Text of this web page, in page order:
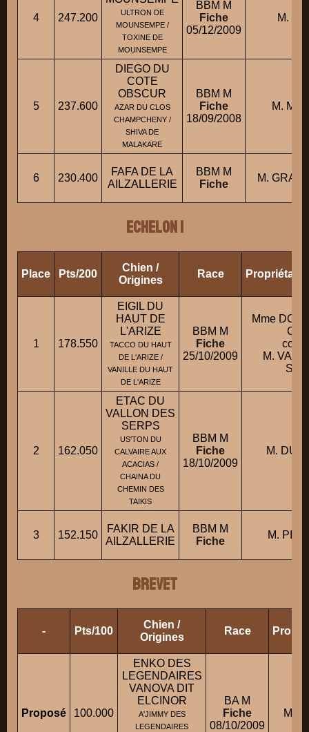
4 247.200
ULTRON DE
MOUNSEMPE /
TOXINE DE
MOUNSEMPE
BBM M
Fiche
05/12/2009
M.
5 237.600
DIEGO DU
COTE
OBSCUR
AZAR DU CLOS
CHAMPCHENY /
SHIVA DE
MALAKARE
BBM M
Fiche
18/09/2008
M.
6 230.400
FAFA DE LA
AILZALLERIE
BBM M
Fiche
M.
ECHELON 1
Place Pts/200
Chien /
Origines
Race
1 178.550
EIGIL DU
HAUT DE
L'ARIZE
TACCO DU HAUT
DE L'ARIZE /
VANILLE DU HAUT
DE L'ARIZE
BBM M
Fiche
25/10/2009
Mme
M.
2 162.050
ETAC DU
VALLON DES
SERPS
US'TON DU
CALVAIRE AUX
ACACIAS /
CHAINA DU
CHEMIN DES
TAIKIS
BBM M
Fiche
18/10/2009
M.
3 152.150
FAKIR DE LA
AILZALLERIE
BBM M
Fiche
M.
BREVET
- Pts/100
Chien /
Origines
Race
Proposé 100.000
ENKO DES
LEGENDAIRES
VANOVA DIT
ELCINOR
A'JIMMY DES
LEGENDAIRES
BA M
Fiche
08/10/2009
M.